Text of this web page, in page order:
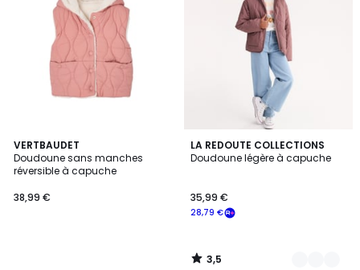
VERTBAUDET
Doudoune sans manches
réversible à capuche
38,99 €
LA REDOUTE COLLECTIONS
Doudoune légère à capuche
28,79 €
35,99 €
3,5
/ 5
3
Couleurs
3,5
/